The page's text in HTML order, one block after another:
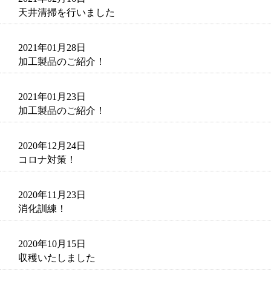
天井清掃を行いました
2021年01月28日
加工製品のご紹介！
2021年01月23日
加工製品のご紹介！
2020年12月24日
コロナ対策！
2020年11月23日
消化訓練！
2020年10月15日
収穫いたしました